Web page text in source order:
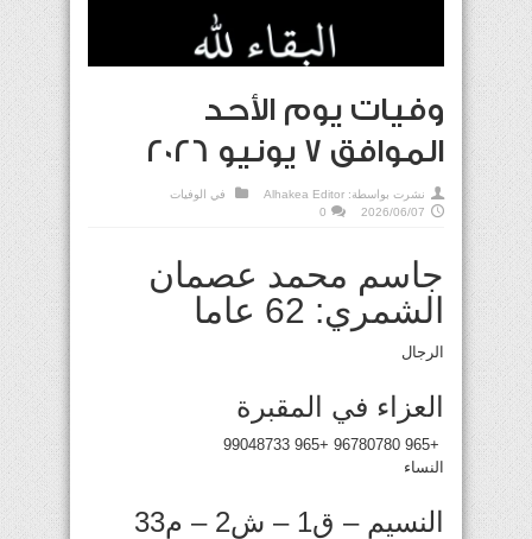
وفيات يوم الأحد
الموافق 7 يونيو 2026
نشرت بواسطة: Alhakea Editor في الوفيات
2026/06/07
0
جاسم محمد عصمان
الشمري: 62 عاما
الرجال
العزاء في المقبرة
+965 96780780 +965 99048733
النساء
النسيم – ق1 – ش2 – م33